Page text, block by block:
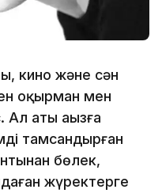
кино және сән
оқырман мен
аты аңызға
тамсандырған
бөлек,
жүректерге